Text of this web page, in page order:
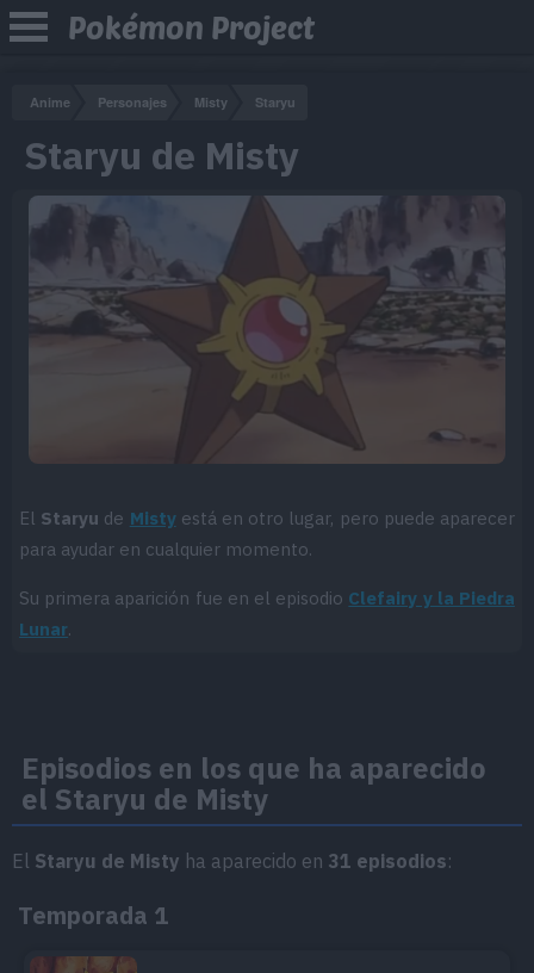
Pokémon Project
Anime Personajes Misty Staryu
Staryu de Misty
El Staryu de Mistyestá en otro lugar, pero puede aparecer
para ayudar en cualquier momento.
Su primera aparición fue en el episodio Clefairy y la Piedra
Lunar.
Episodios en los que ha aparecido
el Staryu de Misty
El Staryu de Misty ha aparecido en 31 episodios:
Temporada 1